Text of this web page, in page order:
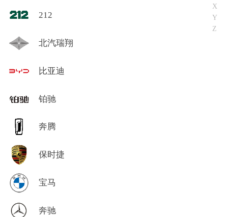
212
北汽瑞翔
比亚迪
铂驰
奔腾
保时捷
宝马
奔驰
X
Y
Z